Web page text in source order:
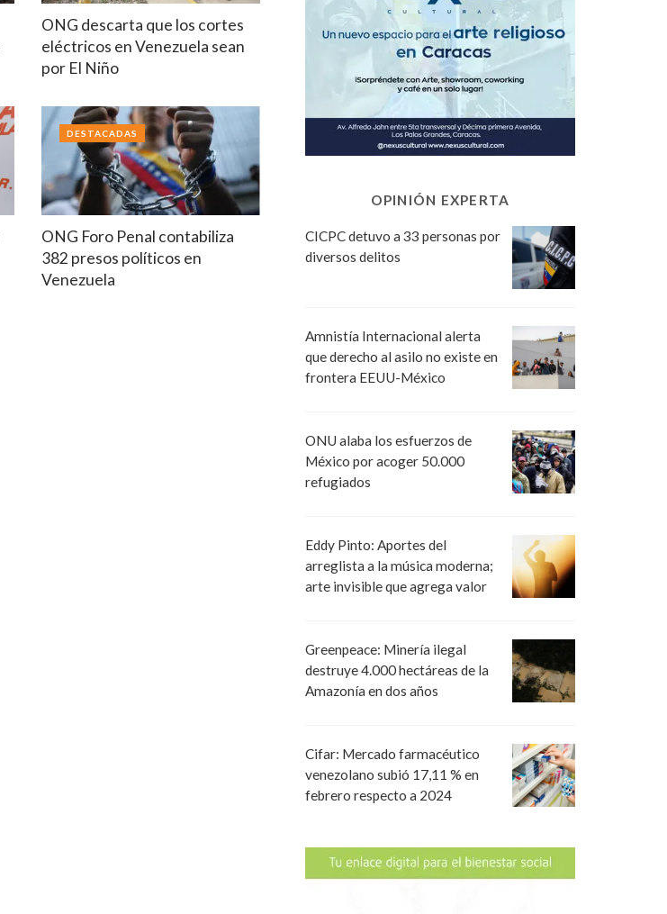
ONG descarta que los cortes
eléctricos en Venezuela sean
por El Niño
ONG Foro Penal contabiliza
382 presos políticos en
Venezuela
DESTACADAS
OPINIÓN EXPERTA
CICPC detuvo a 33 personas por
diversos delitos
Amnistía Internacional alerta
que derecho al asilo no existe en
frontera EEUU-México
ONU alaba los esfuerzos de
México por acoger 50.000
refugiados
Eddy Pinto: Aportes del
arreglista a la música moderna;
arte invisible que agrega valor
Greenpeace: Minería ilegal
destruye 4.000 hectáreas de la
Amazonía en dos años
Cifar: Mercado farmacéutico
venezolano subió 17,11 % en
febrero respecto a 2024